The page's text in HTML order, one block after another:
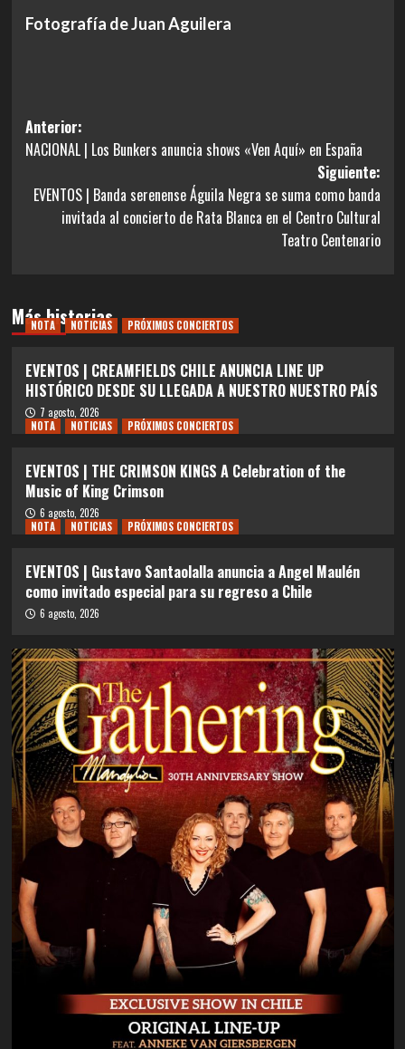
Fotografía de Juan Aguilera
Navegación
de
entradas
Anterior:
NACIONAL | Los Bunkers anuncia shows «Ven Aquí» en España
Siguiente:
EVENTOS | Banda serenense Águila Negra se suma como banda
invitada al concierto de Rata Blanca en el Centro Cultural
Teatro Centenario
Más historias
NOTA NOTICIAS PRÓXIMOS CONCIERTOS
EVENTOS | CREAMFIELDS CHILE ANUNCIA LINE UP
HISTÓRICO DESDE SU LLEGADA A NUESTRO NUESTRO PAÍS
7 agosto, 2026
NOTA
NOTICIAS PRÓXIMOS CONCIERTOS
EVENTOS | THE CRIMSON KINGS A Celebration of the
Music of King Crimson
6 agosto, 2026
NOTA
NOTICIAS PRÓXIMOS CONCIERTOS
EVENTOS | Gustavo Santaolalla anuncia a Angel Maulén
como invitado especial para su regreso a Chile
6 agosto, 2026